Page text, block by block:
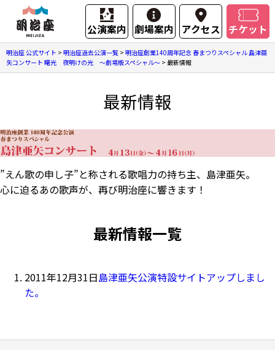
公演案内 劇場案内 アクセス チケット
明治座 公式サイト > 明治座過去公演一覧 > 明治座創業140周年記念 春まつりスペシャル 島津亜
矢コンサート 曙光 夜明けの光 ～劇場版スペシャル～ > 最新情報
最新情報
”えん歌の申し子”と称される歌唱力の持ち主、島津亜矢。
心に迫るあの歌声が、再び明治座に響きます！
最新情報一覧
2011年12月31日島津亜矢公演特設サイトアップしまし
た。